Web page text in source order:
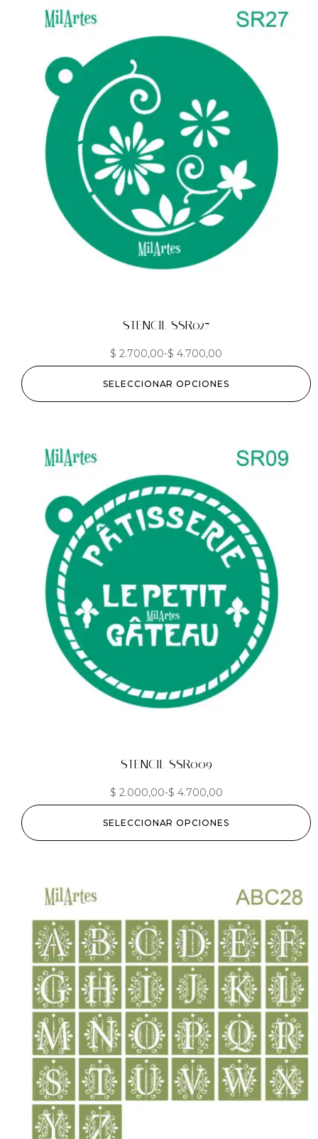
STENCIL SSR027
$ 2.700,00-$ 4.700,00
SELECCIONAR OPCIONES
STENCIL SSR009
$ 2.000,00-$ 4.700,00
SELECCIONAR OPCIONES